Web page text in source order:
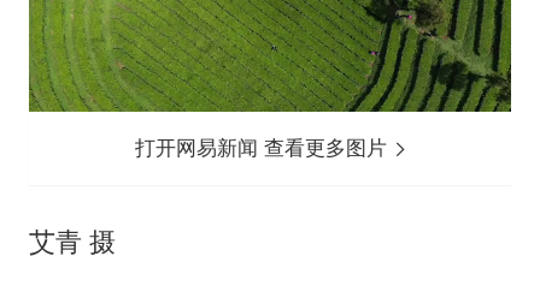
打开网易新闻 查看更多图片
艾青 摄